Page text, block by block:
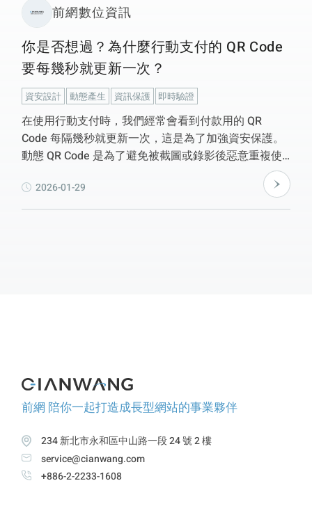
前網數位資訊
你是否想過？為什麼行動支付的 QR Code
要每幾秒就更新一次？
資安設計 動態產生 資訊保護 即時驗證
在使用行動支付時，我們經常會看到付款用的 QR
Code 每隔幾秒就更新一次，這是為了加強資安保護。
動態 QR Code 是為了避免被截圖或錄影後惡意重複使
用，同時降低資料外洩風險。QR Code 裡面藏有使用
者的識別碼、交易驗證碼等重要資訊，透過即時更新來
確保安全性。如果 QR Code 不更新，就有可能被他人
2026-01-29
前網 陪你一起打造成長型網站的事業夥伴
234 新北市永和區中山路一段 24 號 2 樓
service@cianwang.com
+886-2-2233-1608